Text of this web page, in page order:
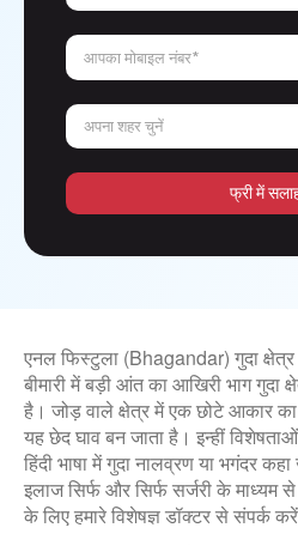
आपका मोबाइल नंबर*
अपना शहर चुनें
फ्री में
एनल फिस्टुला (Bhagandar) गुदा
बीमारी में बड़ी आंत का आखिरी भाग गुदा
है। जोड़ वाले क्षेत्र में एक छोटे आकार
यह छेद घाव बन जाता है। इन्हीं
हिंदी भाषा में गुदा नालव्रण या भगंदर
इलाज सिर्फ और सिर्फ सर्जरी के माध्यम
के लिए हमारे विशेषज्ञ डॉक्टर से संपर्क